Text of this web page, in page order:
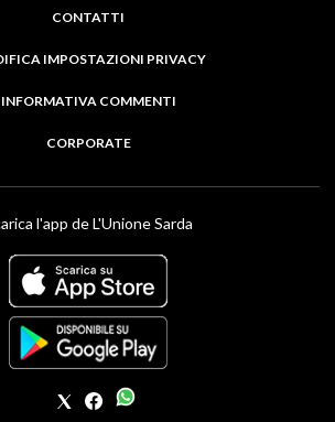
CONTATTI
IMPOSTAZIONI PRIVACY
INFORMATIVA COMMENTI
CORPORATE
l'app de L'Unione Sarda